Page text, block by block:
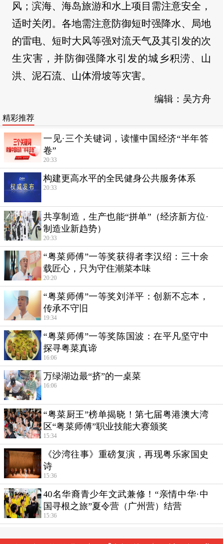
风；滨海、海岛旅游和水上项目需注意安全，
适时关闭。各地需注意防御短时强降水、局地
的雷电、短时大风等强对流天气及其引发的次
生灾害，并防御强降水引发的城乡积涝、山
洪、泥石流、山体滑坡等灾害。
编辑：吴方舟
精彩推荐